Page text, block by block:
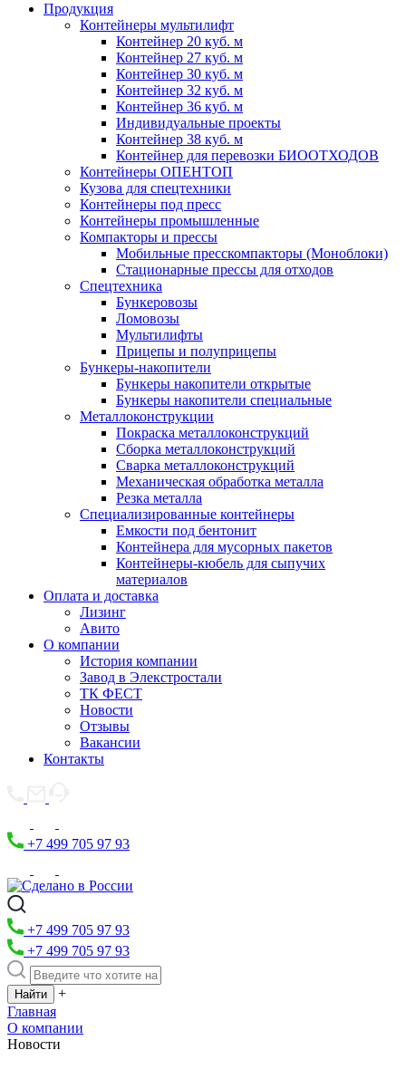
Продукция
Контейнеры мультилифт
Контейнер 20 куб. м
Контейнер 27 куб. м
Контейнер 30 куб. м
Контейнер 32 куб. м
Контейнер 36 куб. м
Индивидуальные проекты
Контейнер 38 куб. м
Контейнер для перевозки БИООТХОДОВ
Контейнеры ОПЕНТОП
Кузова для спецтехники
Контейнеры под пресс
Контейнеры промышленные
Компакторы и прессы
Мобильные пресскомпакторы (Моноблоки)
Стационарные прессы для отходов
Спецтехника
Бункеровозы
Ломовозы
Мультилифты
Прицепы и полуприцепы
Бункеры-накопители
Бункеры накопители открытые
Бункеры накопители специальные
Металлоконструкции
Покраска металлоконструкций
Сборка металлоконструкций
Сварка металлоконструкций
Механическая обработка металла
Резка металла
Специализированные контейнеры
Емкости под бентонит
Контейнера для мусорных пакетов
Контейнеры-кюбель для сыпучих
материалов
Оплата и доставка
Лизинг
Авито
О компании
История компании
Завод в Элекстростали
ТК ФЕСТ
Новости
Отзывы
Вакансии
Контакты
+7 499 705 97 93
+7 499 705 97 93
+7 499 705 97 93
+
Главная
О компании
Новости